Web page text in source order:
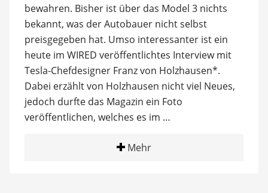
bewahren. Bisher ist über das Model 3 nichts
bekannt, was der Autobauer nicht selbst
preisgegeben hat. Umso interessanter ist ein
heute im WIRED veröffentlichtes Interview mit
Tesla-Chefdesigner Franz von Holzhausen*.
Dabei erzählt von Holzhausen nicht viel Neues,
jedoch durfte das Magazin ein Foto
veröffentlichen, welches es im …
Mehr